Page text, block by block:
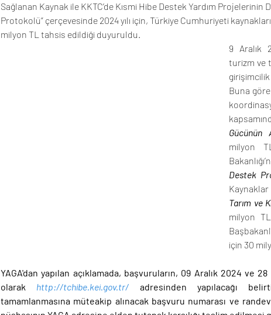
Sağlanan Kaynak ile KKTC’de Kısmi Hibe Destek Yardım
Protokolü” çerçevesinde 2024 yılı için, Türkiye Cumhuriyeti
milyon TL tahsis edildiği duyuruldu.
9 Aralık
turizm ve
girişimcilik
Buna
Gücünün
milyon
Destek
Tarım ve
milyon
için 30
YAGA'dan yapılan açıklamada, başvuruların, 09 Aralık 2024 ve
olarak http://tchibe.kei.gov.tr/
adresinden yapılacağı
tamamlanmasına müteakip alınacak başvuru numarası ve